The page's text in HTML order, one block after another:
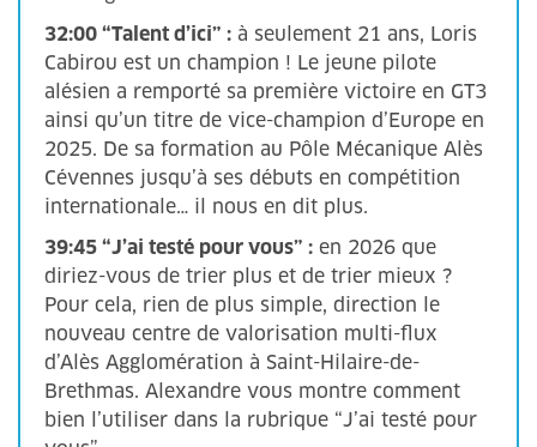
32:00 “Talent d’ici” : à seulement 21 ans, Loris
Cabirou est un champion ! Le jeune pilote
alésien a remporté sa première victoire en GT3
ainsi qu’un titre de vice-champion d’Europe en
2025. De sa formation au Pôle Mécanique Alès
Cévennes jusqu’à ses débuts en compétition
internationale… il nous en dit plus.
39:45 “J’ai testé pour vous” : en 2026 que
diriez-vous de trier plus et de trier mieux ?
Pour cela, rien de plus simple, direction le
nouveau centre de valorisation multi-flux
d’Alès Agglomération à Saint-Hilaire-de-
Brethmas. Alexandre vous montre comment
bien l’utiliser dans la rubrique “J’ai testé pour